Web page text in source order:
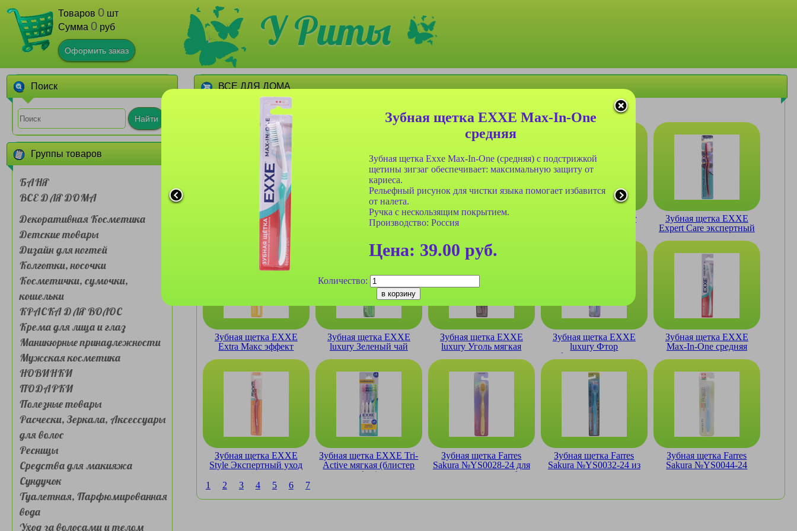
Зубная щетка EXXE Max-In-One
средняя
Зубная щетка Exxe Max-In-One (средняя) с подстрижкой
щетины зигзаг обеспечивает: максимальную защиту от
кариеса.
Рельефный рисунок для чистки языка помогает избавится
от налета.
Ручка с нескользящим покрытием.
Производство: Россия
Цена: 39.00 руб.
Количество:
Товаров 0 шт
Сумма 0 руб
Оформить заказ У Риты
Поиск
Найти
Группы товаров
БАНЯ
ВСЕ ДЛЯ ДОМА
Декоративная Косметика
Детские товары
Дизайн для ногтей
Колготки, носочки
Косметички, сумочки,
кошельки
КРАСКА ДЛЯ ВОЛОС
Крема для лица и глаз
Маникюрные принадлежности
Мужская косметика
НОВИНКИ
ПОДАРКИ
Полезные товары
Расчески, Зеркала, Аксессуары
для волос
Ресницы
Средства для макияжа
Сундучок
Туалетная, Парфюмированная
вода
Уход за волосами и телом
ВСЕ ДЛЯ ДОМА
5 6
Зубная паста Farres
№OB-ZD16400 с
экстрактом ментола
100гр
Зубная паста Farres
№YM-0002 с содой и
180гр
Зубная щетка Arlbin
№840 Черное и Белое
2шт)
Зубная щетка Banner
Зубная щетка EXXE
Expert Care экспертный
Зубная щетка EXXE
Extra Макс эффект
Зубная щетка EXXE
luxury Зеленый чай
Зубная щетка EXXE
luxury Уголь мягкая
Зубная щетка EXXE
luxury Фтор
отбеливающая мягкая
Зубная щетка EXXE
Max-In-One средняя
Зубная щетка EXXE
Style Экспертный уход
Зубная щетка EXXE Tri-
Active мягкая (блистер
4шт)
Зубная щетка Farres
Sakura №YS0028-24 для
чувствительных зубов
Зубная щетка Farres
Sakura №YS0032-24 из
Зубная щетка Farres
Sakura №YS0044-24
1
2 3 4 5 6 7